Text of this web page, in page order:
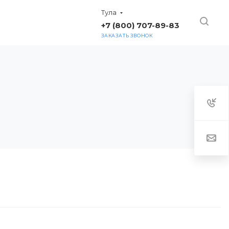
Тула
+7 (800) 707-89-83
ЗАКАЗАТЬ ЗВОНОК